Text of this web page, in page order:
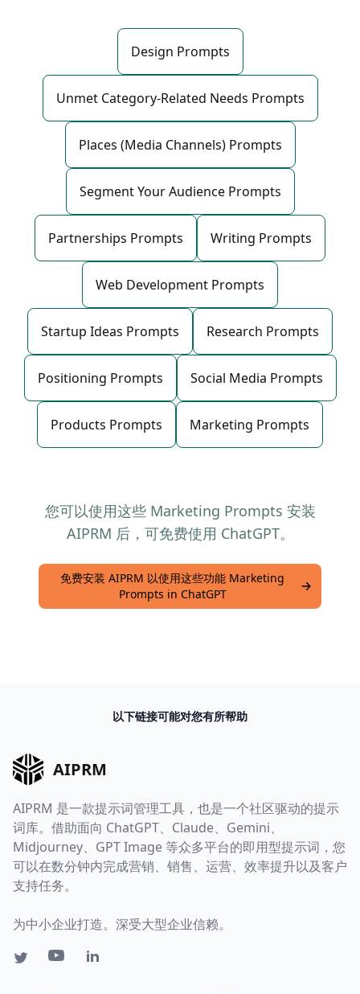
Design Prompts
Unmet Category-Related Needs Prompts
Places (Media Channels) Prompts
Segment Your Audience Prompts
Partnerships Prompts Writing Prompts
Web Development Prompts
Startup Ideas Prompts Research Prompts
Positioning Prompts Social Media Prompts
Products Prompts Marketing Prompts
您可以使用这些 Marketing Prompts 安装
AIPRM 后，可免费使用 ChatGPT。
免费安装 AIPRM 以使用这些功能 Marketing
Prompts in ChatGPT
以下链接可能对您有所帮助
AIPRM
AIPRM 是一款提示词管理工具，也是一个社区驱动的提示
词库。借助面向 ChatGPT、Claude、Gemini、
Midjourney、GPT Image 等众多平台的即用型提示词，您
可以在数分钟内完成营销、销售、运营、效率提升以及客户
支持任务。
为中小企业打造。深受大型企业信赖。